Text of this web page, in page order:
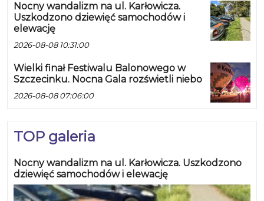
Nocny wandalizm na ul. Karłowicza.
Uszkodzono dziewięć samochodów i
elewację
2026-08-08 10:31:00
Wielki finał Festiwalu Balonowego w
Szczecinku. Nocna Gala rozświetli niebo
2026-08-08 07:06:00
TOP galeria
Nocny wandalizm na ul. Karłowicza. Uszkodzono
dziewięć samochodów i elewację